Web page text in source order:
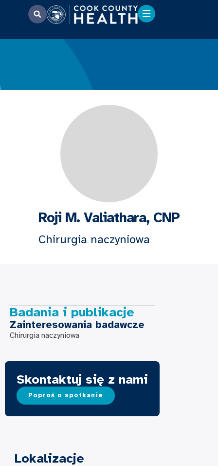
Roji M. Valiathara, CNP
Chirurgia naczyniowa
Badania i publikacje
Zainteresowania badawcze
Chirurgia naczyniowa
Skontaktuj się z nami
Poproś o spotkanie
Lokalizacje